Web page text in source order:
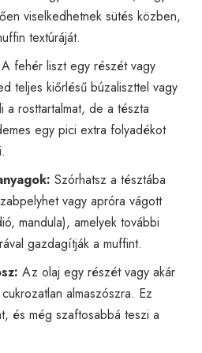
viselkedhetnek sütés közben,
textúráját.
A fehér liszt egy részét vagy
teljes kiőrlésű búzaliszttel vagy
a rosttartalmat, de a tészta
egy pici extra folyadékot
Szórhatsz a tésztába
vagy apróra vágott
mandula), amelyek további
gazdagítják a muffint.
Az olaj egy részét vagy akár
almaszószra. Ez
és még szaftosabbá teszi a